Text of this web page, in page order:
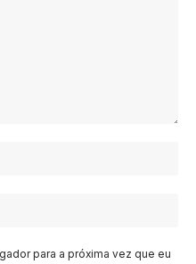
para a próxima vez que eu